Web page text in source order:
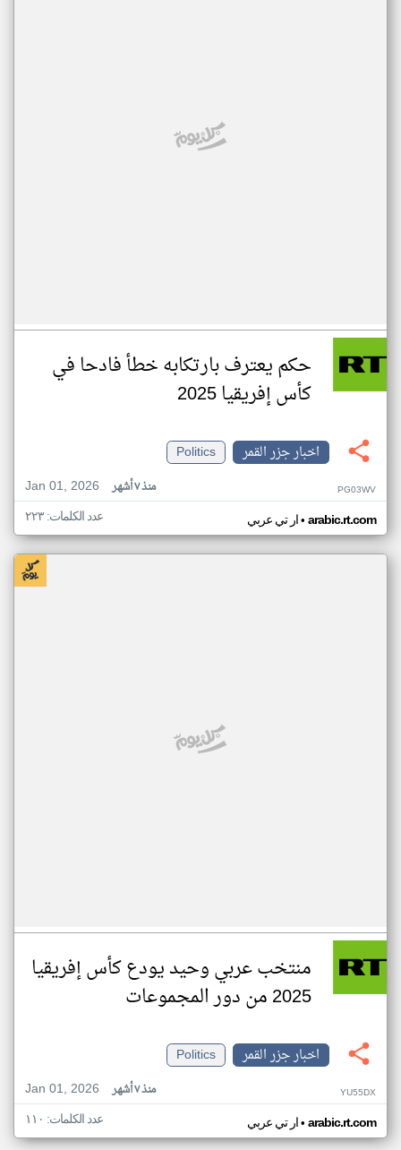
حكم يعترف بارتكابه خطأ فادحا في
كأس إفريقيا 2025
اخبار جزر القمر
Politics
Jan 01, 2026
منذ ٧ أشهر PG03WV
ار تي عربي• arabic.rt.com عدد الكلمات: ٢٢٣
منتخب عربي وحيد يودع كأس إفريقيا
2025 من دور المجموعات
اخبار جزر القمر
Politics
Jan 01, 2026
منذ ٧ أشهر YU55DX
ار تي عربي• arabic.rt.com عدد الكلمات: ١١٠